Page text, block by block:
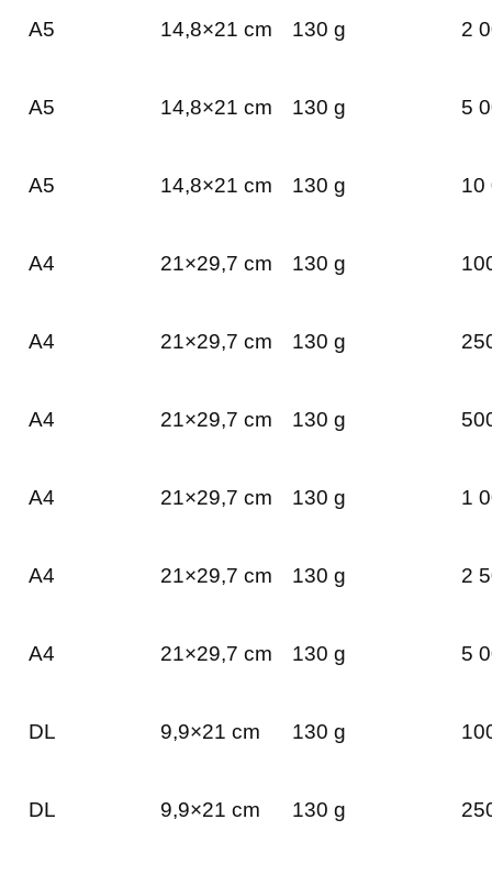
A5 14,8×21 cm 130 g 2
A5 14,8×21 cm 130 g 5
A5 14,8×21 cm 130 g 10
A4 21×29,7 cm 130 g
A4 21×29,7 cm 130 g
A4 21×29,7 cm 130 g
A4 21×29,7 cm 130 g 1
A4 21×29,7 cm 130 g 2
A4 21×29,7 cm 130 g 5
DL 9,9×21 cm 130 g
DL 9,9×21 cm 130 g